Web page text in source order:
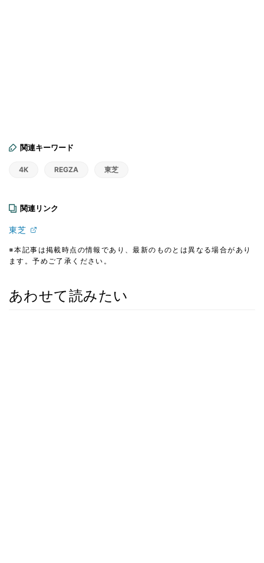
関連キーワード
4K REGZA 東芝
関連リンク
東芝
※本記事は掲載時点の情報であり、最新のものとは異なる場合があり
ます。予めご了承ください。
あわせて読みたい